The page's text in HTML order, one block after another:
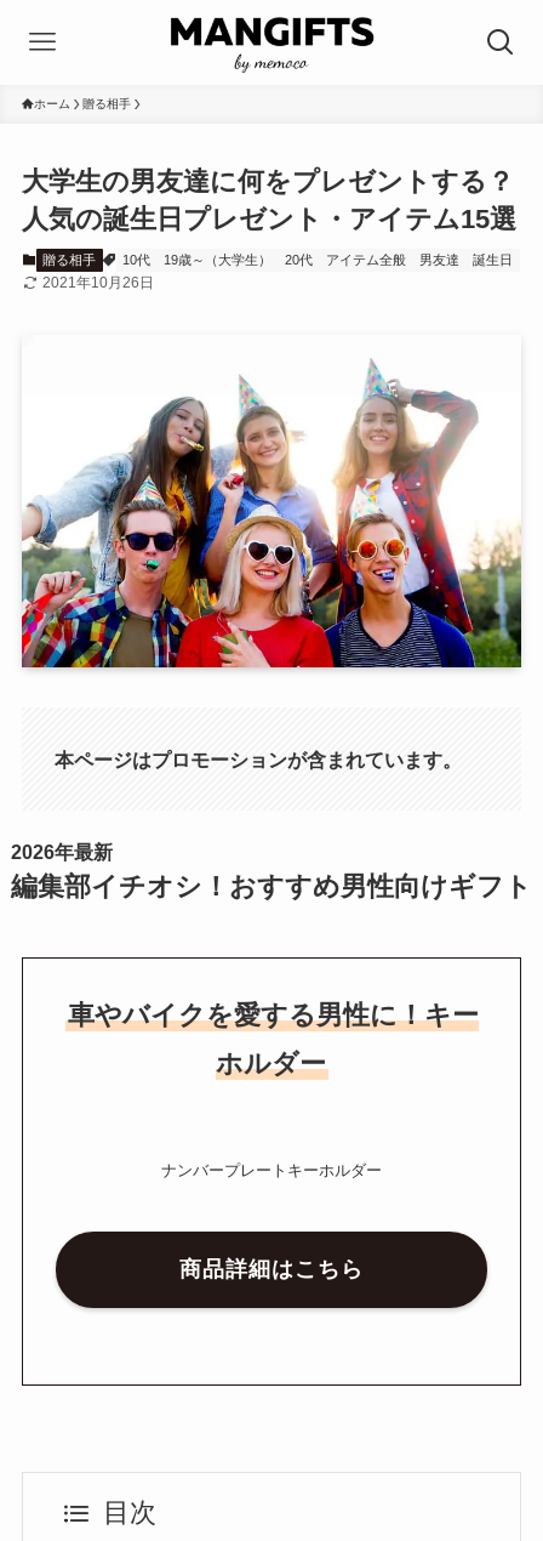
ホーム 贈る相手
大学生の男友達に何をプレゼントする？
人気の誕生日プレゼント・アイテム15選
贈る相手 10代 19歳～（大学生） 20代 アイテム全般 男友達 誕生日
2021年10月26日
本ページはプロモーションが含まれています。
2026年最新
編集部イチオシ！おすすめ男性向けギフト
車やバイクを愛する男性に！キー
ホルダー
ナンバープレートキーホルダー
商品詳細はこちら
目次